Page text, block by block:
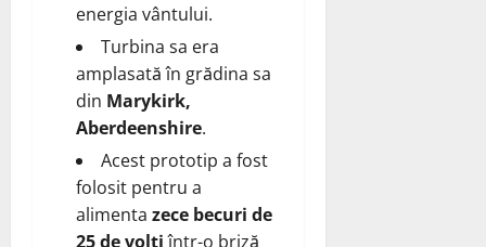
energia vântului.
Turbina sa era
amplasată în grădina sa
din Marykirk,
Aberdeenshire.
Acest prototip a fost
folosit pentru a
alimenta zece becuri de
25 de volțiîntr-o briză